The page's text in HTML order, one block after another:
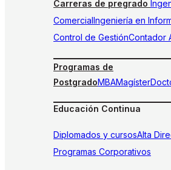
Carreras de pregrado
ComercialIngeniería en
Control de GestiónContador
Programas de
PostgradoMBAMagíster
Educación Continua
Diplomados y cursosAlta
Programas Corporativos